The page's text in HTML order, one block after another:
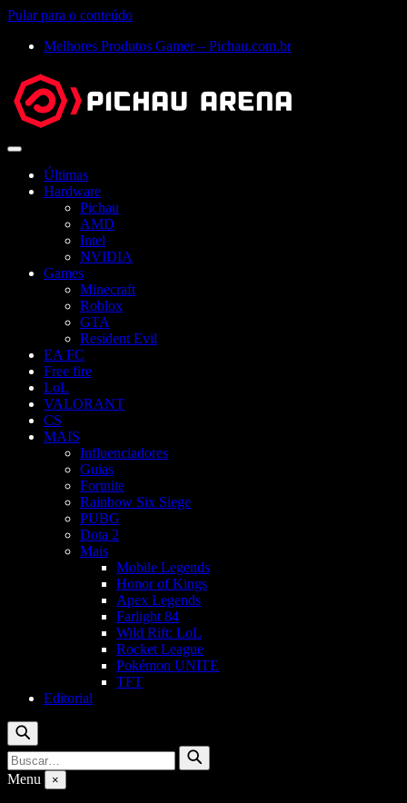
Pular para o conteúdo
Melhores Produtos Gamer – Pichau.com.br
Abrir
Últimas
Hardware
Pichau
AMD
Intel
NVIDIA
Games
Minecraft
Roblox
GTA
Resident Evil
EA FC
Free fire
LoL
VALORANT
CS
MAIS
Influenciadores
Guias
Fortnite
Rainbow Six Siege
PUBG
Dota 2
Mais
Mobile Legends
Honor of Kings
Apex Legends
Farlight 84
Wild Rift: LoL
Rocket League
Pokémon UNITE
TFT
Editorial
Buscar
Buscar
por:
Buscar
Menu ×